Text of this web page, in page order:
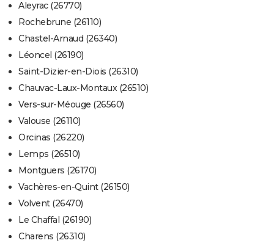
Aleyrac (26770)
Rochebrune (26110)
Chastel-Arnaud (26340)
Léoncel (26190)
Saint-Dizier-en-Diois (26310)
Chauvac-Laux-Montaux (26510)
Vers-sur-Méouge (26560)
Valouse (26110)
Orcinas (26220)
Lemps (26510)
Montguers (26170)
Vachères-en-Quint (26150)
Volvent (26470)
Le Chaffal (26190)
Charens (26310)